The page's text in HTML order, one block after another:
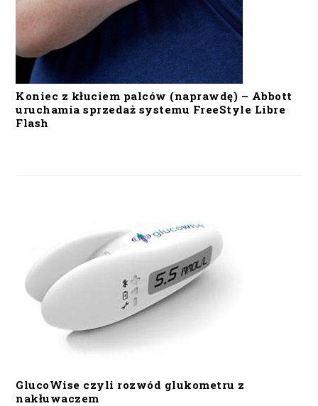
Koniec z kłuciem palców (naprawdę) – Abbott
uruchamia sprzedaż systemu FreeStyle Libre
Flash
GlucoWise czyli rozwód glukometru z
nakłuwaczem